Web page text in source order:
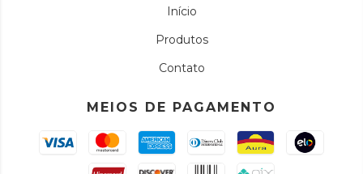
Início
Produtos
Contato
MEIOS DE PAGAMENTO